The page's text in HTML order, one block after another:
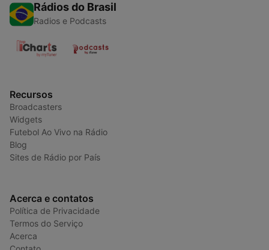
Rádios do Brasil
Radios e Podcasts
Recursos
Broadcasters
Widgets
Futebol Ao Vivo na Rádio
Blog
Sites de Rádio por País
Acerca e contatos
Política de Privacidade
Termos do Serviço
Acerca